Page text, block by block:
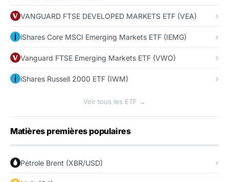
VANGUARD FTSE DEVELOPED MARKETS ETF (VEA)
iShares Core MSCI Emerging Markets ETF (IEMG)
Vanguard FTSE Emerging Markets ETF (VWO)
iShares Russell 2000 ETF (IWM)
Voir tous les ETF →
Matières premières populaires
Pétrole Brent (XBR/USD)